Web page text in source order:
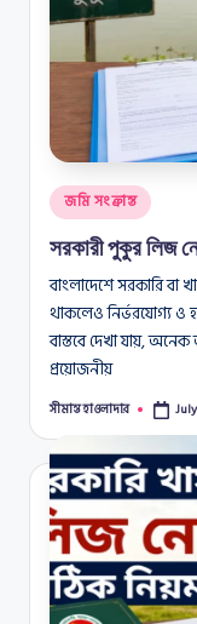
Posted
in
জমি সংক্রান্ত
সরকারী পুকুর লিজ
বাংলাদেশে সরকারি
থাকলেও নির্ভরযোগ্য ও
বাস্তবে দেখা যায়,
প্রয়োজনীয়
Posted
সীমান্ত হাওলাদার